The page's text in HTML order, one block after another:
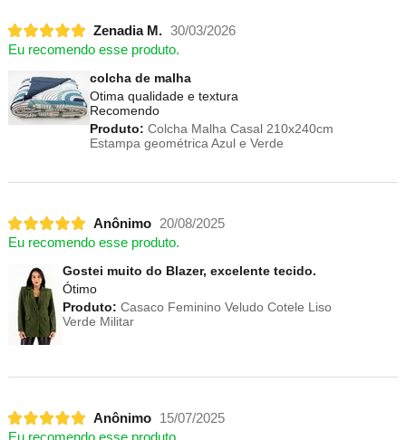
Zenadia M. 30/03/2026
Eu recomendo esse produto.
colcha de malha
Otima qualidade e textura
Recomendo
Produto: Colcha Malha Casal 210x240cm
Estampa geométrica Azul e Verde
Anônimo
20/08/2025
Eu recomendo esse produto.
Gostei muito do Blazer, excelente tecido.
Ótimo
Produto: Casaco Feminino Veludo Cotele Liso
Verde Militar
Anônimo
15/07/2025